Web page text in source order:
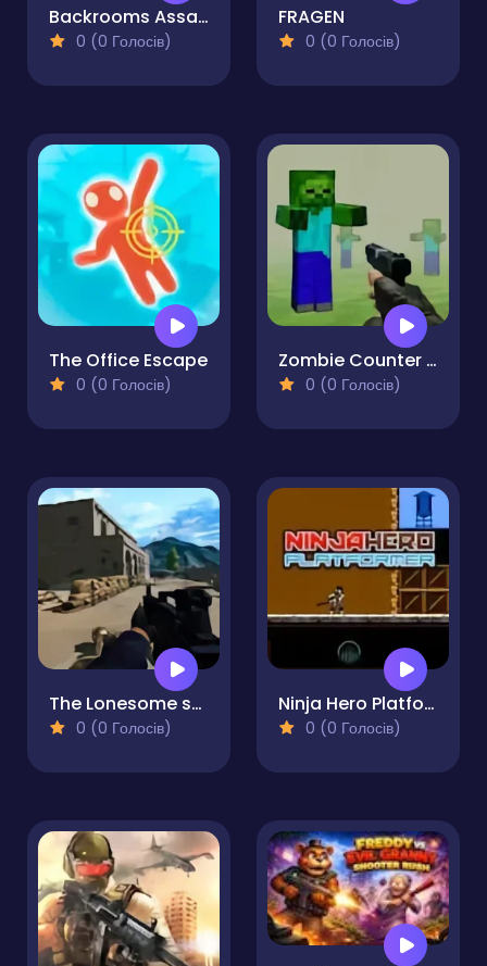
Backrooms Assault
0 (0 Голосів)
FRAGEN
0 (0 Голосів)
The Office Escape
0 (0 Голосів)
Zombie Counter Craft
0 (0 Голосів)
The Lonesome shooter - A Father's Retribution
0 (0 Голосів)
Ninja Hero Platformer
0 (0 Голосів)